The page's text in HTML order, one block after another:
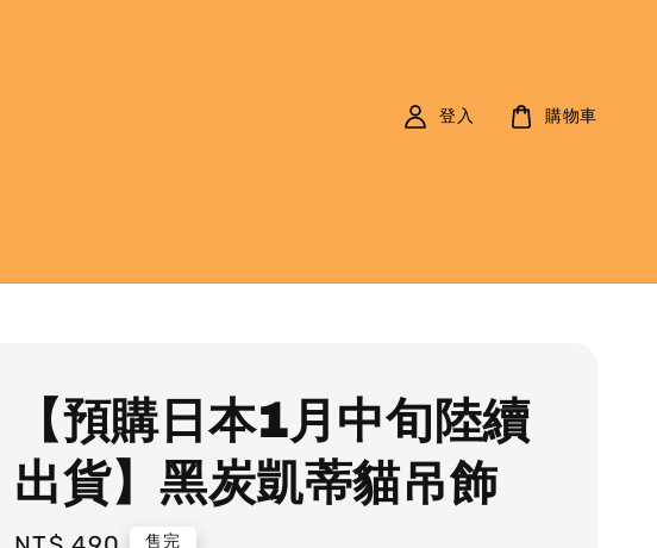
登入 購物車
【預購日本1月中旬陸續
出貨】黑炭凱蒂貓吊飾
售完